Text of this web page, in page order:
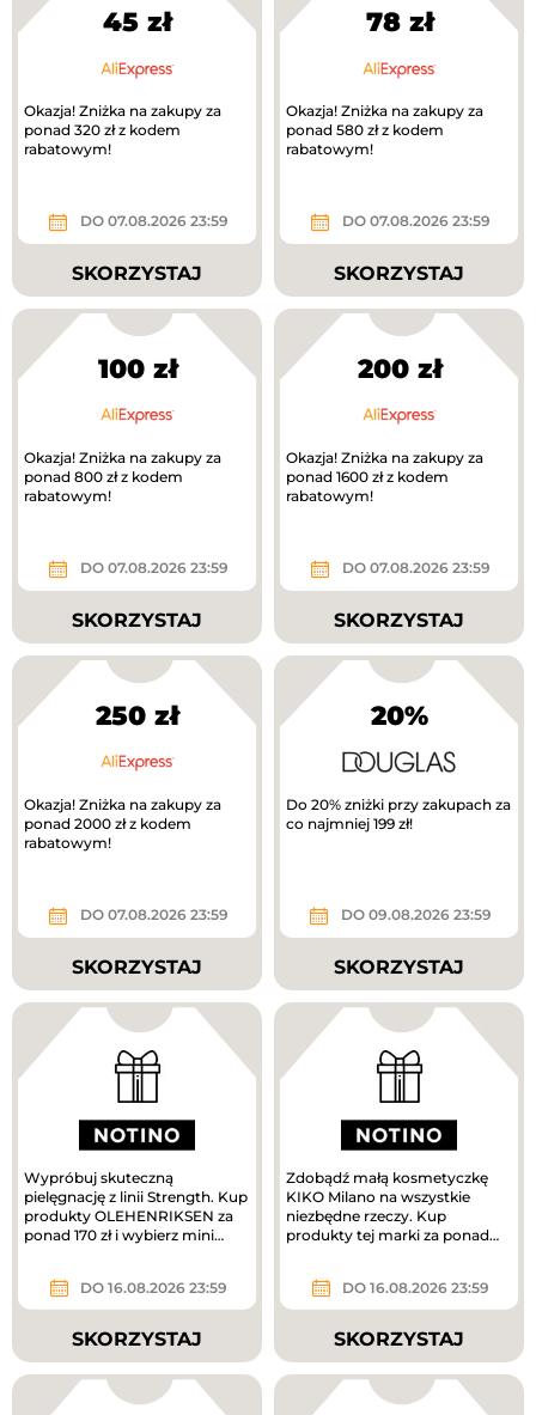
45 zł
Okazja! Zniżka na zakupy za
ponad 320 zł z kodem
rabatowym!
DO 07.08.2026 23:59
SKORZYSTAJ
78 zł
Okazja! Zniżka na zakupy za
ponad 580 zł z kodem
rabatowym!
DO 07.08.2026 23:59
SKORZYSTAJ
100 zł
Okazja! Zniżka na zakupy za
ponad 800 zł z kodem
rabatowym!
DO 07.08.2026 23:59
SKORZYSTAJ
200 zł
Okazja! Zniżka na zakupy za
ponad 1600 zł z kodem
rabatowym!
DO 07.08.2026 23:59
SKORZYSTAJ
250 zł
Okazja! Zniżka na zakupy za
ponad 2000 zł z kodem
rabatowym!
DO 07.08.2026 23:59
SKORZYSTAJ
20%
Do 20% zniżki przy zakupach za
co najmniej 199 zł!
DO 09.08.2026 23:59
SKORZYSTAJ
Wypróbuj skuteczną
pielęgnację z linii Strength. Kup
produkty OLEHENRIKSEN za
ponad 170 zł i wybierz mini
DO 16.08.2026 23:59
SKORZYSTAJ
Zdobądź małą kosmetyczkę
KIKO Milano na wszystkie
niezbędne rzeczy. Kup
produkty tej marki za ponad
DO 16.08.2026 23:59
SKORZYSTAJ